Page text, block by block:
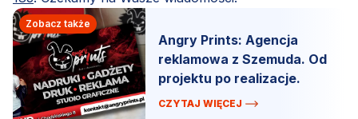
Zobacz także
Angry Prints: Agencja
reklamowa z Szemuda. Od
projektu po realizacje.
CZYTAJ WIĘCEJ